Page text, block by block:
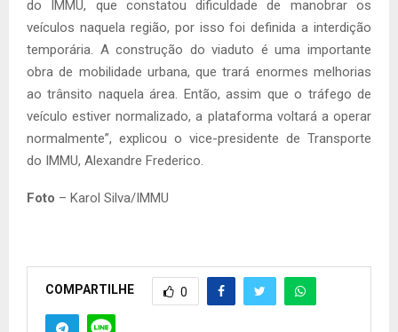
do IMMU, que constatou dificuldade de manobrar os
veículos naquela região, por isso foi definida a interdição
temporária. A construção do viaduto é uma importante
obra de mobilidade urbana, que trará enormes melhorias
ao trânsito naquela área. Então, assim que o tráfego de
veículo estiver normalizado, a plataforma voltará a operar
normalmente”, explicou o vice-presidente de Transporte
do IMMU, Alexandre Frederico.
Foto – Karol Silva/IMMU
COMPARTILHE 0